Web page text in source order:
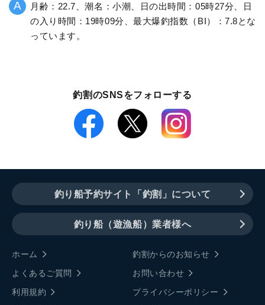
月齢：22.7、潮名：小潮、日の出時間：05時27分、日
の入り時間：19時09分、最大爆釣指数（BI）：7.8とな
っています。
釣割のSNSをフォローする
釣り船予約サイト「釣割」について
釣り船（遊漁船）業者様へ
ホーム
釣割からのお知らせ
よくあるご質問
お問い合わせ
利用規約
プライバシーポリシー